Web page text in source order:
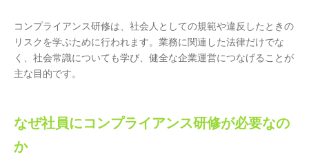
コンプライアンス研修は、社会人としての規範や違反したときの
リスクを学ぶために行われます。業務に関連した法律だけでな
く、社会常識についても学び、健全な企業運営につなげることが
主な目的です。
なぜ社員にコンプライアンス研修が必要なの
か